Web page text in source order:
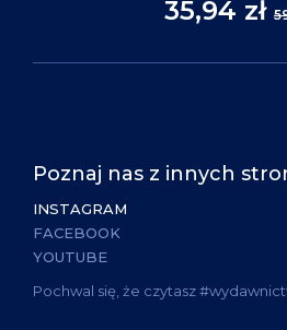
35,94 zł
Poznaj nas z innych
INSTAGRAM
FACEBOOK
YOUTUBE
Pochwal się, że czytasz